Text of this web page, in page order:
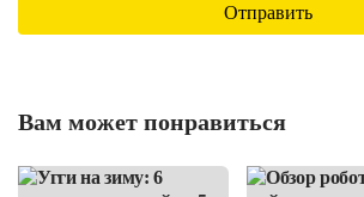
Вам может понравиться